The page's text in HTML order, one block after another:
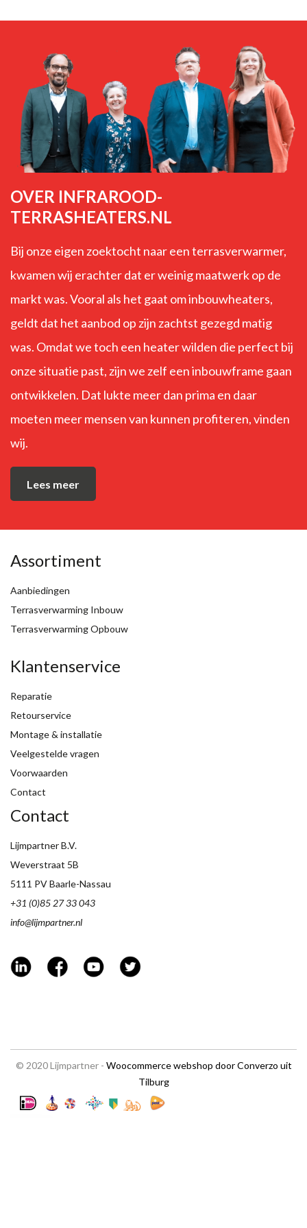
OVER INFRAROOD-
TERRASHEATERS.NL
Bij onze eigen zoektocht naar een terrasverwarmer,
kwamen wij erachter dat er weinig maatwerk op de
markt was. Vooral als het gaat om inbouwheaters,
geldt dat het aanbod op zijn zachtst gezegd matig
was. Omdat we toch een heater wilden die perfect bij
onze situatie past, zijn we zelf een inbouwframe gaan
ontwikkelen. Dat lukte meer dan prima en daar
moeten meer mensen van kunnen profiteren, vinden
wij.
Lees meer
Assortiment
Aanbiedingen
Terrasverwarming Inbouw
Terrasverwarming Opbouw
Klantenservice
Reparatie
Retourservice
Montage & installatie
Veelgestelde vragen
Voorwaarden
Contact
Contact
Lijmpartner B.V.
Weverstraat 5B
5111 PV Baarle-Nassau
+31 (0)85 27 33 043
info@lijmpartner.nl
© 2020 Lijmpartner - Woocommerce webshop door Converzo uit
Tilburg